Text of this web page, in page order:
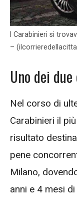
I Carabinieri si
–
Uno dei
Nel corso di
Carabinieri il
risultato
pene
Milano,
anni e 4 mesi